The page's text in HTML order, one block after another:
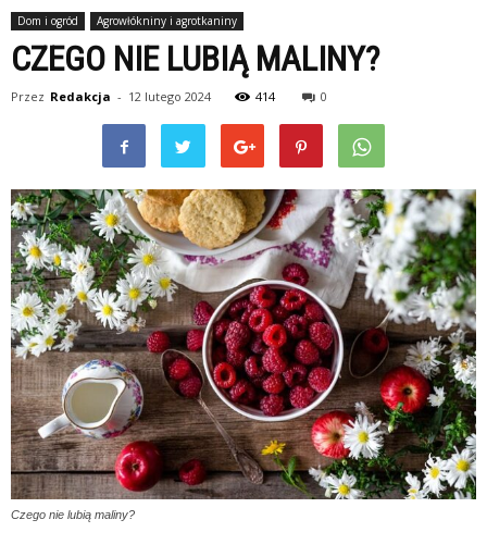
Dom i ogród Agrowłókniny i agrotkaniny
CZEGO NIE LUBIĄ MALINY?
Przez Redakcja - 12 lutego 2024 414 0
Czego nie lubią maliny?